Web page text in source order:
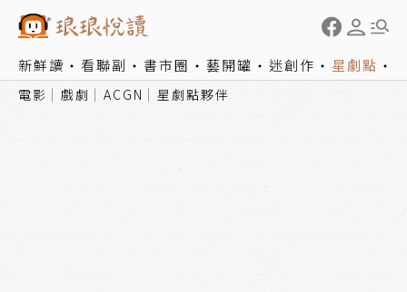
新鮮讀 看聯副 書市圈 藝開罐 迷創作 星劇點
電影 戲劇 ACGN 星劇點夥伴